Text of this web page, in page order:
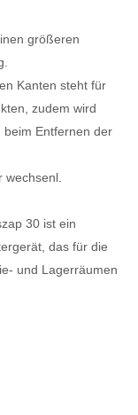
größeren
Kanten steht für
zudem wird
Entfernen der
30 ist ein
das für die
und Lagerräumen